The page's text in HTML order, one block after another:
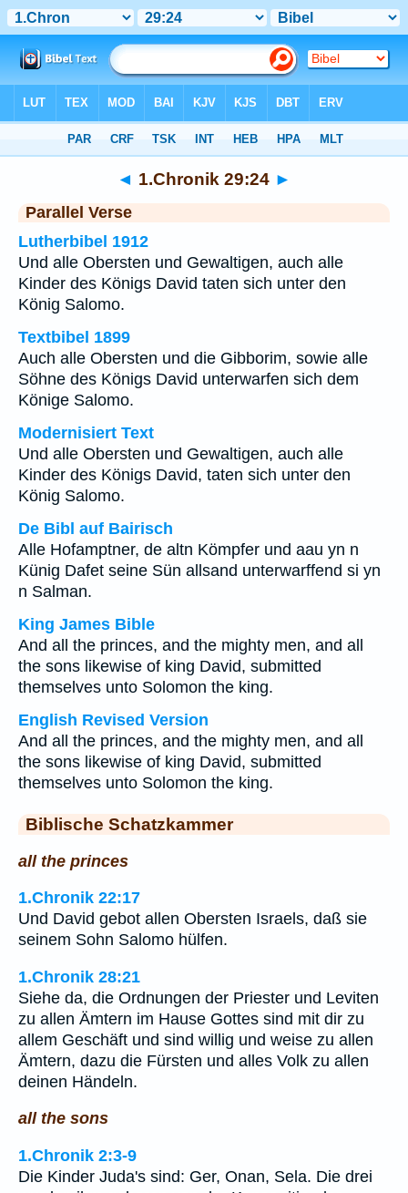
◄ 1.Chronik 29:24 ►
Parallel Verse
Lutherbibel 1912
Und alle Obersten und Gewaltigen, auch alle
Kinder des Königs David taten sich unter den
König Salomo.
Textbibel 1899
Auch alle Obersten und die Gibborim, sowie alle
Söhne des Königs David unterwarfen sich dem
Könige Salomo.
Modernisiert Text
Und alle Obersten und Gewaltigen, auch alle
Kinder des Königs David, taten sich unter den
König Salomo.
De Bibl auf Bairisch
Alle Hofamptner, de altn Kömpfer und aau yn n
Künig Dafet seine Sün allsand unterwarffend si yn
n Salman.
King James Bible
And all the princes, and the mighty men, and all
the sons likewise of king David, submitted
themselves unto Solomon the king.
English Revised Version
And all the princes, and the mighty men, and all
the sons likewise of king David, submitted
themselves unto Solomon the king.
Biblische Schatzkammer
all the princes
1.Chronik 22:17
Und David gebot allen Obersten Israels, daß sie
seinem Sohn Salomo hülfen.
1.Chronik 28:21
Siehe da, die Ordnungen der Priester und Leviten
zu allen Ämtern im Hause Gottes sind mit dir zu
allem Geschäft und sind willig und weise zu allen
Ämtern, dazu die Fürsten und alles Volk zu allen
deinen Händeln.
all the sons
1.Chronik 2:3-9
Die Kinder Juda's sind: Ger, Onan, Sela. Die drei